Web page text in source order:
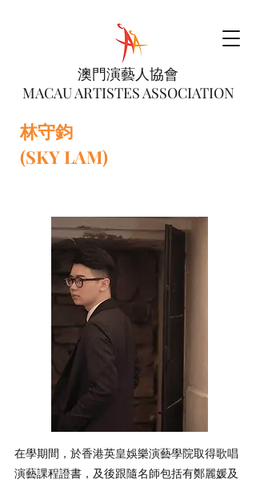
澳門演藝人協會
MACAU ARTISTES ASSOCIATION
林守鈞
(SKY LAM)
在學期間，於香港英皇娛樂演藝學院取得歌唱
演藝課程證書，及後跟隨名師包括有鄭麗媛及